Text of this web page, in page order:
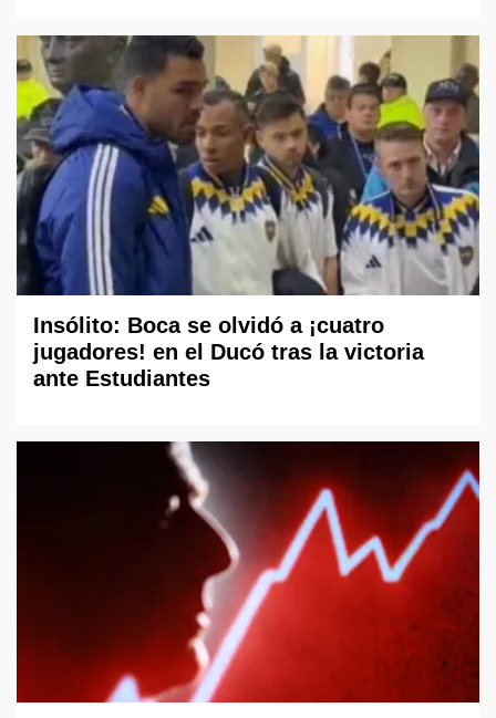
Insólito: Boca se olvidó a ¡cuatro
jugadores! en el Ducó tras la victoria
ante Estudiantes